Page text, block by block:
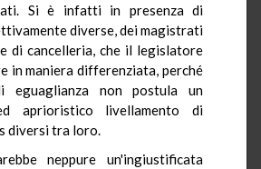
Si è infatti in presenza di
diverse, dei magistrati
di cancelleria, che il legislatore
in maniera differenziata, perché
eguaglianza non postula un
aprioristico livellamento di
diversi tra loro.
neppure un'ingiustificata